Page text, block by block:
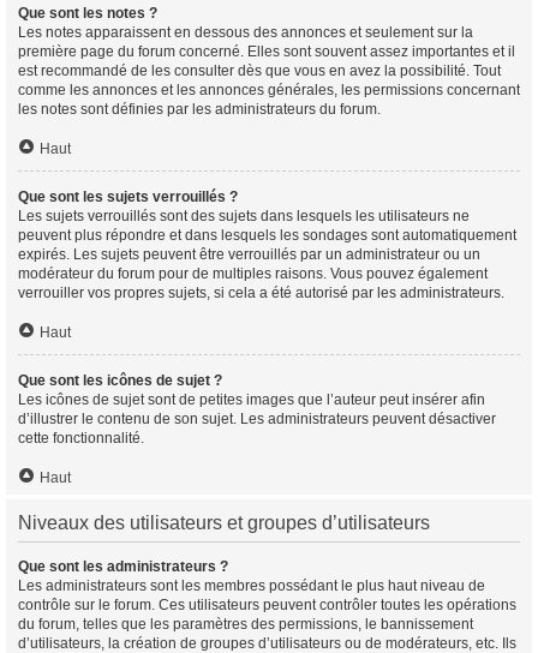
Que sont les notes ?
Les notes apparaissent en dessous des annonces et seulement sur la
première page du forum concerné. Elles sont souvent assez importantes et il
est recommandé de les consulter dès que vous en avez la possibilité. Tout
comme les annonces et les annonces générales, les permissions concernant
les notes sont définies par les administrateurs du forum.
Haut
Que sont les sujets verrouillés ?
Les sujets verrouillés sont des sujets dans lesquels les utilisateurs ne
peuvent plus répondre et dans lesquels les sondages sont automatiquement
expirés. Les sujets peuvent être verrouillés par un administrateur ou un
modérateur du forum pour de multiples raisons. Vous pouvez également
verrouiller vos propres sujets, si cela a été autorisé par les administrateurs.
Haut
Que sont les icônes de sujet ?
Les icônes de sujet sont de petites images que l’auteur peut insérer afin
d’illustrer le contenu de son sujet. Les administrateurs peuvent désactiver
cette fonctionnalité.
Haut
Niveaux des utilisateurs et groupes d’utilisateurs
Que sont les administrateurs ?
Les administrateurs sont les membres possédant le plus haut niveau de
contrôle sur le forum. Ces utilisateurs peuvent contrôler toutes les opérations
du forum, telles que les paramètres des permissions, le bannissement
d’utilisateurs, la création de groupes d’utilisateurs ou de modérateurs, etc. Ils